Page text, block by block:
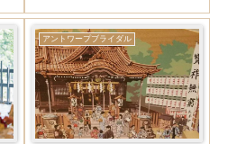
アントワープブライダル